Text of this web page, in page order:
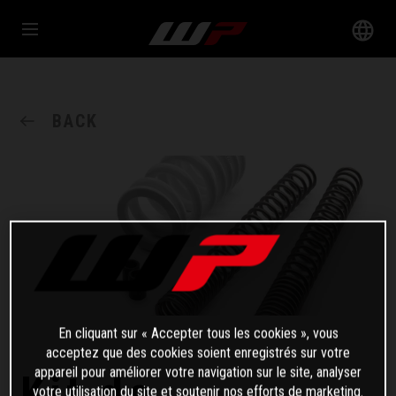
En cliquant sur « Accepter tous les cookies », vous
acceptez que des cookies soient enregistrés sur votre
appareil pour améliorer votre navigation sur le site, analyser
votre utilisation du site et soutenir nos efforts de marketing.